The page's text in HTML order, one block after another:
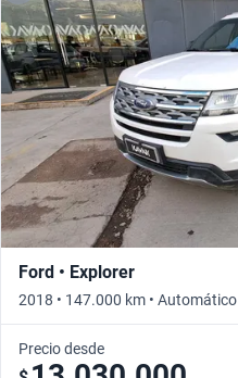
Busca por año
Ford • Explorer
2018 • 147.000 km • Automático
Precio desde